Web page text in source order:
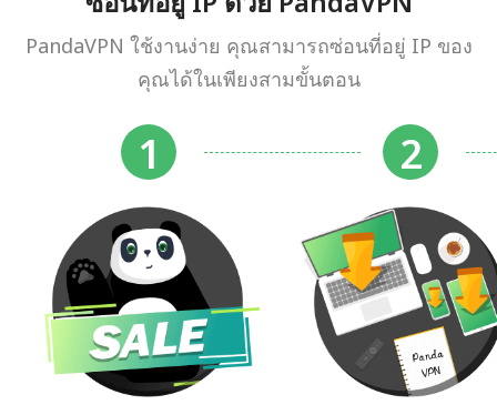
PandaVPN ใช้งานง่าย คุณสามารถซ่อนที่อยู่ IP ของ
คุณได้ในเพียงสามขั้นตอน